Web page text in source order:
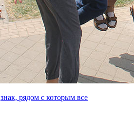
знак, рядом с которым все